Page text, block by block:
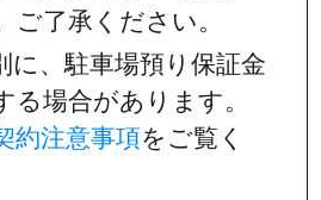
ご了承ください。
に、駐車場預り保証金
る場合があります。
約注意事項をご覧く